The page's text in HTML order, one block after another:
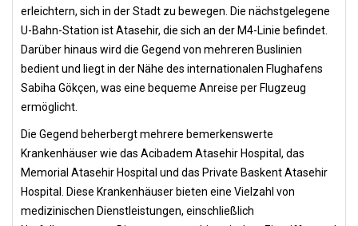
erleichtern, sich in der Stadt zu bewegen. Die nächstgelegene
U-Bahn-Station ist Atasehir, die sich an der M4-Linie befindet.
Darüber hinaus wird die Gegend von mehreren Buslinien
bedient und liegt in der Nähe des internationalen Flughafens
Sabiha Gökçen, was eine bequeme Anreise per Flugzeug
ermöglicht.
Die Gegend beherbergt mehrere bemerkenswerte
Krankenhäuser wie das Acibadem Atasehir Hospital, das
Memorial Atasehir Hospital und das Private Baskent Atasehir
Hospital. Diese Krankenhäuser bieten eine Vielzahl von
medizinischen Dienstleistungen, einschließlich